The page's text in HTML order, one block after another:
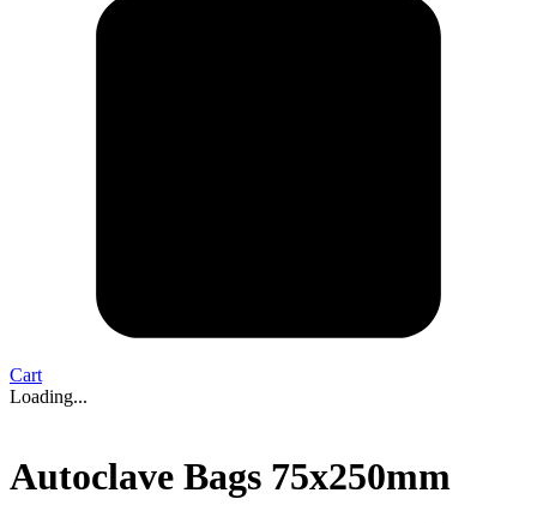
Cart
Loading...
Autoclave Bags 75x250mm